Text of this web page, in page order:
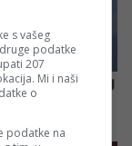
s vašeg
podatke
207
Mi i naši
o
podatke na